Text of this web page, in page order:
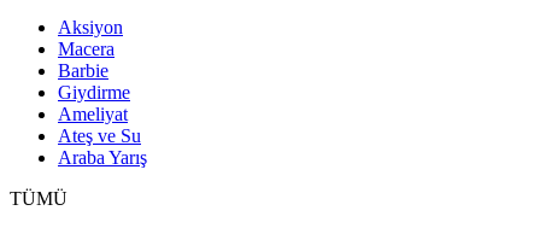
Aksiyon
Macera
Barbie
Giydirme
Ameliyat
Ateş ve Su
Araba Yarış
TÜMÜ